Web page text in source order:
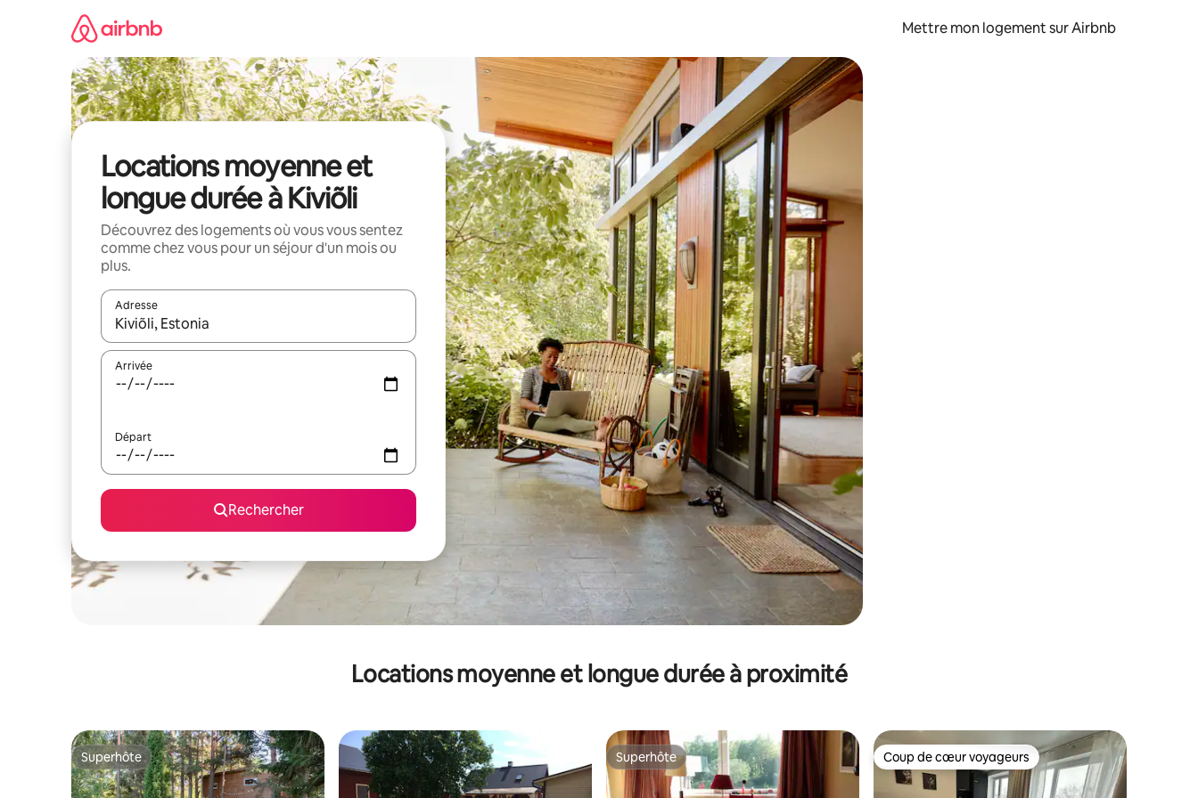
Mettre mon logement sur Airbnb
Locations moyenne et
longue durée à Kiviõli
Découvrez des logements où vous vous sentez
comme chez vous pour un séjour d'un mois ou
plus.
Adresse
Lorsque les résultats s'affichent, utilisez les flèches vers le haut et vers le bas pour les parcourir ou en appuyant et en faisant glisser.
Arrivée
Départ
Rechercher
Locations moyenne et longue durée à proximité
Superhôte
Superhôte Superhôte
Superhôte Coup de cœur voyageurs
Coup de cœur voyageurs